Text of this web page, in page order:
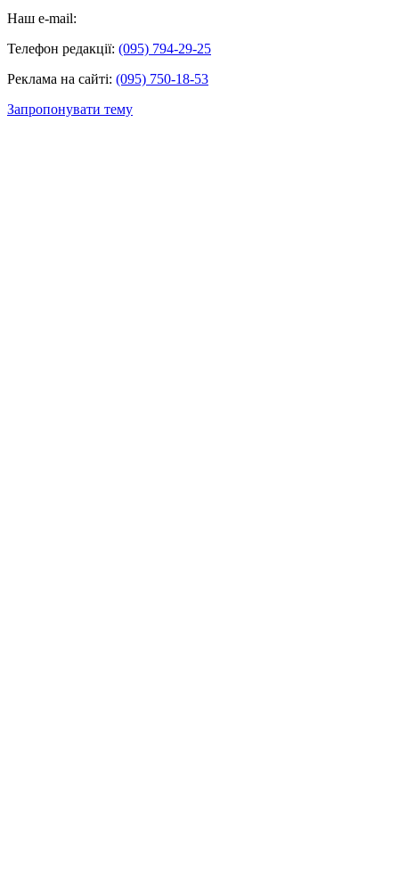
Наш e-mail:
Телефон редакції: (095) 794-29-25
Реклама на сайті: (095) 750-18-53
Запропонувати тему